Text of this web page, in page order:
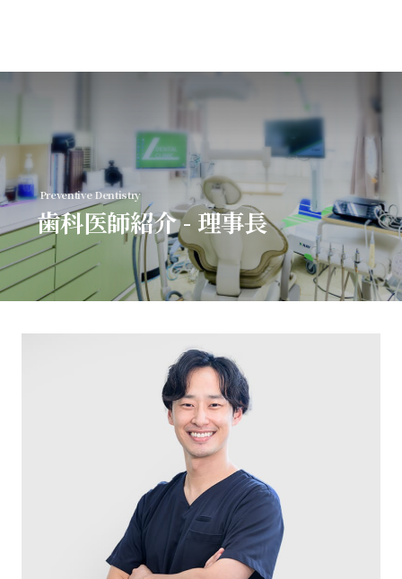
トップページ
初めての方へ
診療案内
Preventive Dentistry
歯科医師紹介 - 理事長